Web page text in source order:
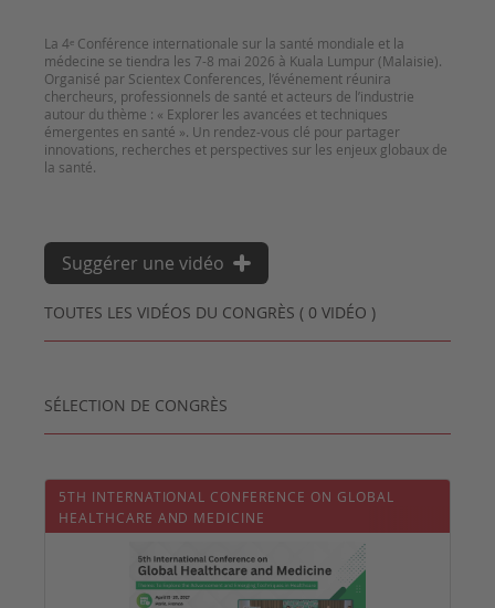
La 4ᵉ Conférence internationale sur la santé mondiale et la
médecine se tiendra les 7-8 mai 2026 à Kuala Lumpur (Malaisie).
Organisé par Scientex Conferences, l’événement réunira
chercheurs, professionnels de santé et acteurs de l’industrie
autour du thème : « Explorer les avancées et techniques
émergentes en santé ». Un rendez-vous clé pour partager
innovations, recherches et perspectives sur les enjeux globaux de
la santé.
TOUTES LES VIDÉOS DU CONGRÈS ( 0 VIDÉO )
Suggérer une vidéo
SÉLECTION DE CONGRÈS
5TH INTERNATIONAL CONFERENCE ON GLOBAL
HEALTHCARE AND MEDICINE